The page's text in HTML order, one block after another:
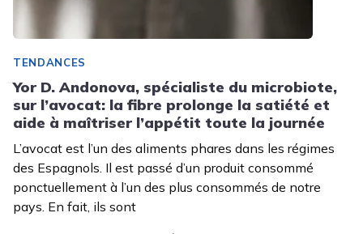
TENDANCES
Yor D. Andonova, spécialiste du microbiote,
sur l’avocat: la fibre prolonge la satiété et
aide à maîtriser l’appétit toute la journée
L’avocat est l’un des aliments phares dans les régimes
des Espagnols. Il est passé d’un produit consommé
ponctuellement à l’un des plus consommés de notre
pays. En fait, ils sont